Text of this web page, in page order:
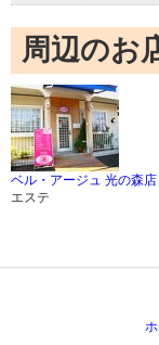
周辺のお
ベル・アージュ 光の森店
エステ